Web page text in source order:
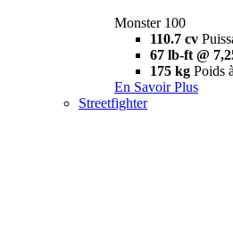
Monster 100
110.7 cv
67 lb-ft @
175 kg Poids
En Savoir Plus
Streetfighter